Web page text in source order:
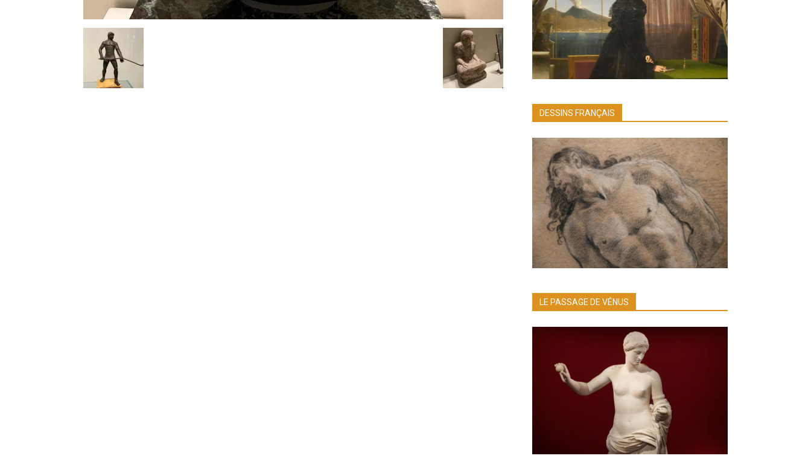
DESSINS FRANÇAIS
LE PASSAGE DE VÉNUS